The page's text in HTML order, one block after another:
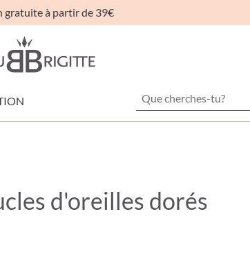
gratuite à partir de 39€
d'oreilles dorés